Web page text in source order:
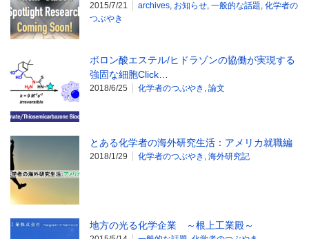
2015/7/21 archives, お知らせ, 一般的な話題, 化学者の
つぶやき
ボロン酸エステル/ヒドラゾンの協働が実現する
強固な細胞Click…
2018/6/25 化学者のつぶやき , 論文
とある化学者の海外研究生活：アメリカ就職編
2018/1/29 化学者のつぶやき , 海外研究記
地方の光る化学企業 ～根上工業殿～